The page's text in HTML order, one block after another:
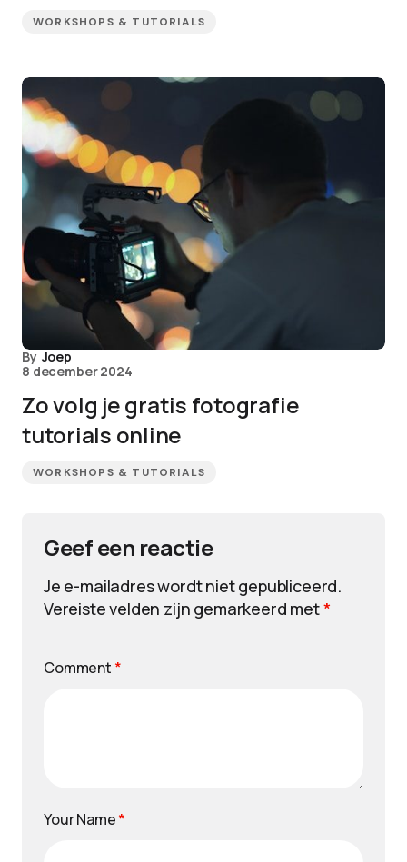
WORKSHOPS & TUTORIALS
By Joep
8 december 2024
Zo volg je gratis fotografie
tutorials online
WORKSHOPS & TUTORIALS
Geef een reactie
Je e-mailadres wordt niet gepubliceerd.
Vereiste velden zijn gemarkeerd met*
Comment *
Your Name*